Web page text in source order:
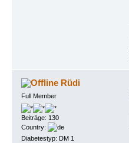
Rüdi
Full Member
Beiträge: 130
Country:
Diabetestyp: DM 1